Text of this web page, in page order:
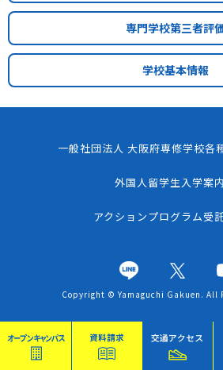
専門学校第三者評
学校基本情報
一般社団法人 大阪府専修学校各
外国人留学生入学案内
アクションプログラム受
Copyright © Yamaguchi Gakuen. All